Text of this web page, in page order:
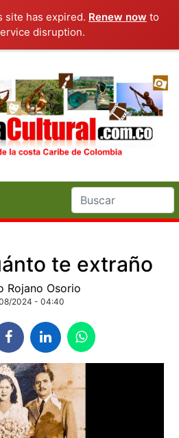
has expired. Renew now to
disruption.
te extraño
Rojano Osorio
2024 - 04:40